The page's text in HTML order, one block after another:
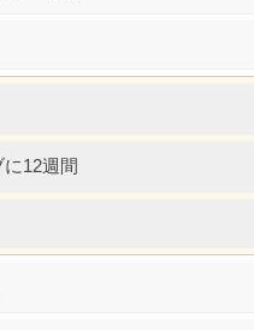
12週間